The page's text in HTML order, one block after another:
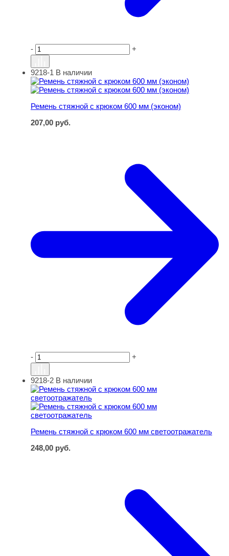
- +
Ремень стяжной с крюком 600 мм (эконом)
9218-1 В наличии
Ремень стяжной с крюком 600 мм (эконом)
207,00 руб.
- +
Ремень стяжной с крюком 600 мм светоотражатель
9218-2 В наличии
Ремень стяжной с крюком 600 мм светоотражатель
248,00 руб.